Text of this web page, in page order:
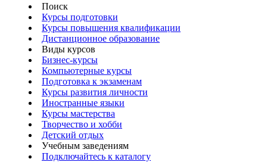
Поиск
Курсы подготовки
Курсы повышения квалификации
Дистанционное образование
Виды курсов
Бизнес-курсы
Компьютерные курсы
Подготовка к экзаменам
Курсы развития личности
Иностранные языки
Курсы мастерства
Творчество и хобби
Детский отдых
Учебным заведениям
Подключайтесь к каталогу